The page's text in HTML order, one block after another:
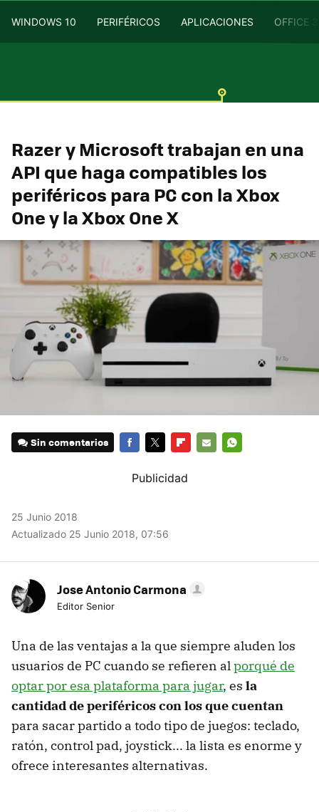
WINDOWS 10 PERIFÉRICOS APLICACIONES OFFICE
Razer y Microsoft trabajan en una
API que haga compatibles los
periféricos para PC con la Xbox
One y la Xbox One X
Sin comentarios
25 Junio 2018
Actualizado 25 Junio 2018, 07:56
Jose Antonio Carmona
Editor Senior
Una de las ventajas a la que siempre aluden los
usuarios de PC cuando se refieren alporqué de
optar por esa plataforma para jugar, es la
cantidad de periféricos con los que cuentan
para sacar partido a todo tipo de juegos: teclado,
ratón, control pad, joystick... la lista es enorme y
ofrece interesantes alternativas.